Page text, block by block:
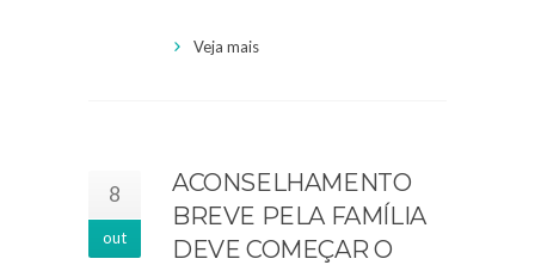
Veja mais
8
out
ACONSELHAMENTO
BREVE PELA FAMÍLIA
DEVE COMEÇAR O